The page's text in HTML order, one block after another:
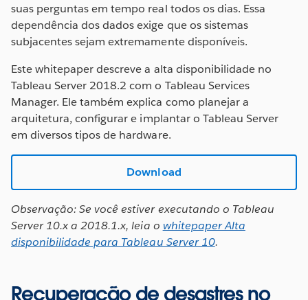
suas perguntas em tempo real todos os dias. Essa
dependência dos dados exige que os sistemas
subjacentes sejam extremamente disponíveis.
Este whitepaper descreve a alta disponibilidade no
Tableau Server 2018.2 com o Tableau Services
Manager. Ele também explica como planejar a
arquitetura, configurar e implantar o Tableau Server
em diversos tipos de hardware.
Download
Observação: Se você estiver executando o Tableau
Server 10.x a 2018.1.x, leia o whitepaper Alta
disponibilidade para Tableau Server 10.
Recuperação de desastres no